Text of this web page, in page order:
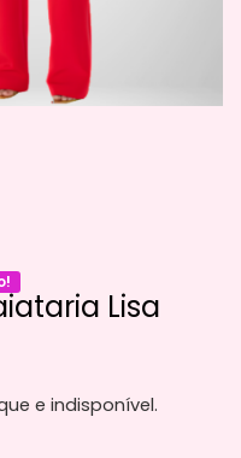
Lisa
e indisponível.